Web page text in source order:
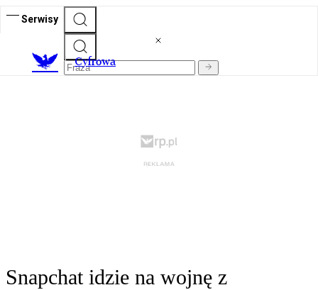
Serwisy
Cyfrowa
Snapchat idzie na wojnę z